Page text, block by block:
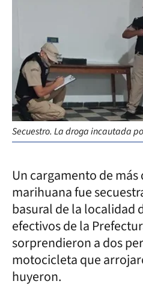
Secuestro. La droga incautada
Un cargamento de más
marihuana fue
basural de la localidad
efectivos de la
sorprendieron a dos
motocicleta que
huyeron.